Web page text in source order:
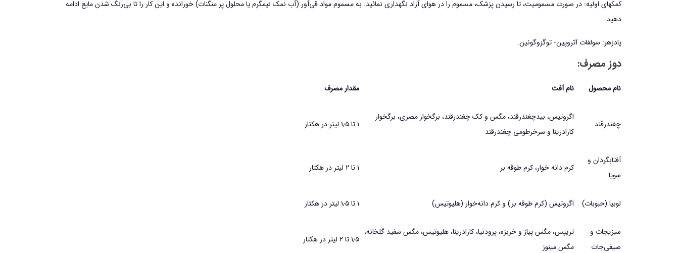
کمکهای اولیه: در صورت مسمومیت، تا رسیدن پزشک، مسموم را در هوای آزاد نگهداری نمائید. به مسموم مواد قی‌آور (آب نمک نیمگرم یا محلول پر منگنات) خورانده و این کار را تا بی‌رنگ شدن مایع ادامه
دهید.
پادزهر: سولفات آتروپین- توگزوگونین.
دوز مصرف:
نام محصول نام‌ آفت مقدار مصرف
چغندرقند
اگروتيس، بيدچغندرقند، مگس و كك چغندرقند، برگخوار مصري، برگخوار
كارادرينا و سرخرطومي چغندرقند
۱ تا ۱٫۵ ليتر در هكتار
آفتابگردان و
سويا
كرم دانه خوار، كرم طوقه بر ۱ تا ۲ ليتر در هكتار
لوبيا (حبوبات) اگروتيس (كرم طوقه بر) و كرم دانه‌خوار (هليوتيس) ۱ تا ۱٫۵ ليتر در هكتار
سبزيجات و
صيفي‌جات
تريپس، مگس پياز و خربزه، پرودنيا، كارادرينا، هليوتيس، مگس سفيد گلخانه،
مگس مينوز
۱٫۵ تا ۲ ليتر در هكتار